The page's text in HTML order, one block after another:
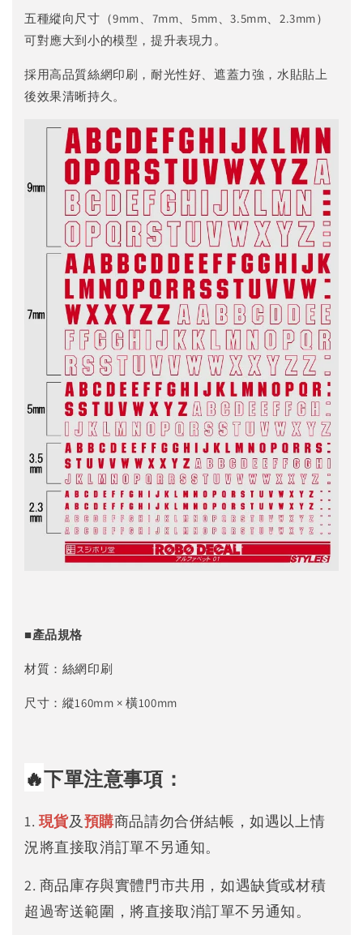
五種縱向尺寸（9mm、7mm、5mm、3.5mm、2.3mm）
可對應大到小的模型，提升表現力。
採用高品質絲網印刷，耐光性好、遮蓋力強，水貼貼上
後效果清晰持久。
■產品規格
材質：絲網印刷
尺寸：縱160mm × 橫100mm
🔥下單注意事項：
1. 現貨及預購商品請勿合併結帳，如遇以上情
況將直接取消訂單不另通知。
2. 商品庫存與實體門市共用，如遇缺貨或材積
超過寄送範圍，將直接取消訂單不另通知。